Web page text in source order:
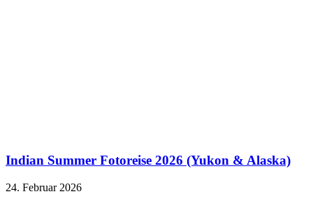
Indian Summer Fotoreise 2026 (Yukon & Alaska)
24. Februar 2026